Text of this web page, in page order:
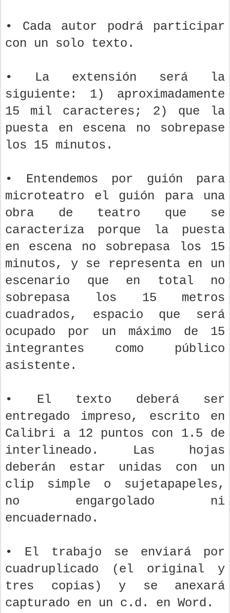
• Cada autor podrá participar
con un solo texto.
• La extensión será la
siguiente: 1) aproximadamente
15 mil caracteres; 2) que la
puesta en escena no sobrepase
los 15 minutos.
• Entendemos por guión para
microteatro el guión para una
obra de teatro que se
caracteriza porque la puesta
en escena no sobrepasa los 15
minutos, y se representa en un
escenario que en total no
sobrepasa los 15 metros
cuadrados, espacio que será
ocupado por un máximo de 15
integrantes como público
asistente.
• El texto deberá ser
entregado impreso, escrito en
Calibri a 12 puntos con 1.5 de
interlineado. Las hojas
deberán estar unidas con un
clip simple o sujetapapeles,
no engargolado ni
encuadernado.
• El trabajo se enviará por
cuadruplicado (el original y
tres copias) y se anexará
capturado en un c.d. en Word.